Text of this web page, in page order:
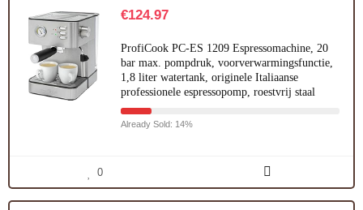
€124.97
ProfiCook PC-ES 1209 Espressomachine, 20
bar max. pompdruk, voorverwarmingsfunctie,
1,8 liter watertank, originele Italiaanse
professionele espressopomp, roestvrij staal
Already Sold: 14%
0